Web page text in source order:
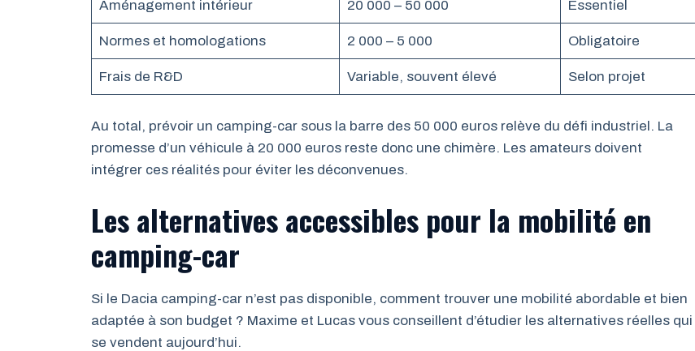
Aménagement intérieur 20 000 – 50 000 Essentiel
Normes et homologations 2 000 – 5 000 Obligatoire
Frais de R&D Variable, souvent élevé Selon projet
Au total, prévoir un camping-car sous la barre des 50 000 euros relève du défi industriel. La
promesse d’un véhicule à 20 000 euros reste donc une chimère. Les amateurs doivent
intégrer ces réalités pour éviter les déconvenues.
Les alternatives accessibles pour la mobilité en
camping-car
Si le Dacia camping-car n’est pas disponible, comment trouver une mobilité abordable et bien
adaptée à son budget ? Maxime et Lucas vous conseillent d’étudier les alternatives réelles qui
se vendent aujourd’hui.